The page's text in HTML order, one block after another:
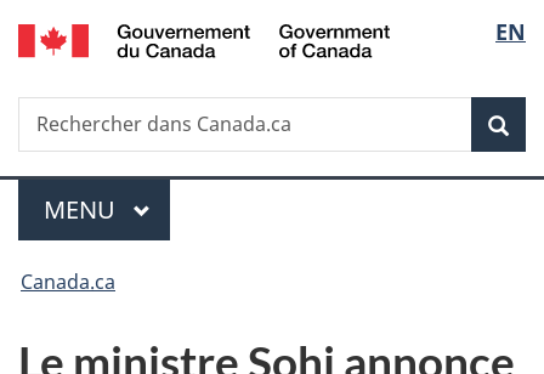
Passer
au
principal
Passer
à
Au
du
Passer
à
version
simplifiée
de
la
EN
Recherche
Rechercher
dans
Menu
MENU PRINCIPAL
Vous
Canada.ca
Le ministre Sohi annonce